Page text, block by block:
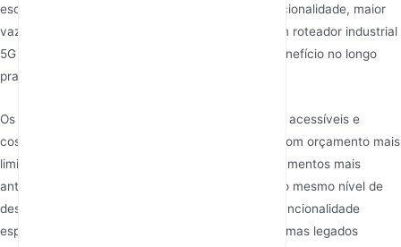
escala. Para empresas que precisam de multifuncionalidade, maior
vazão de dados e mais segurança, investir em um roteador industrial
5G geralmente é uma escolha com bom custo-benefício no longo
prazo.
Os 5G DTUs, por outro lado, são geralmente mais acessíveis e
costumam ser a escolha preferida de empresas com orçamento mais
limitado ou que precisam apenas conectar equipamentos mais
antigos à internet. Embora possam não oferecer o mesmo nível de
desempenho que os roteadores industriais, sua funcionalidade
especializada para transmissão de dados de sistemas legados